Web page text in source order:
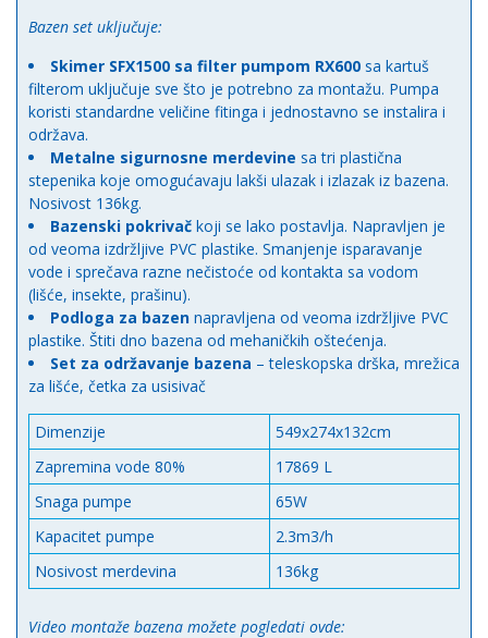
Bazen set uključuje:
Skimer SFX1500 sa filter pumpom RX600 sa kartuš
filterom uključuje sve što je potrebno za montažu. Pumpa
koristi standardne veličine fitinga i jednostavno se instalira i
održava.
Metalne sigurnosne merdevine sa tri plastična
stepenika koje omogućavaju lakši ulazak i izlazak iz bazena.
Nosivost 136kg.
Bazenski pokrivač koji se lako postavlja. Napravljen je
od veoma izdržljive PVC plastike. Smanjenje isparavanje
vode i sprečava razne nečistoće od kontakta sa vodom
(lišće, insekte, prašinu).
Podloga za bazen napravljena od veoma izdržljive PVC
plastike. Štiti dno bazena od mehaničkih oštećenja.
Set za održavanje bazena – teleskopska drška, mrežica
za lišće, četka za usisivač
Dimenzije
549x274x132cm
Zapremina vode 80%
17869 L
Snaga pumpe
65W
Kapacitet pumpe
2.3m3/h
Nosivost merdevina
136kg
Video montaže bazena možete pogledati ovde: